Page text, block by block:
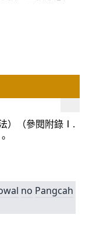
）（參閱附錄Ⅰ.
no Pangcah